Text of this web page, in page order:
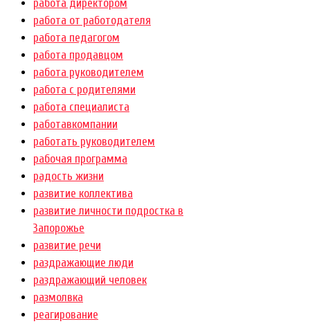
работа директором
работа от работодателя
работа педагогом
работа продавцом
работа руководителем
работа с родителями
работа специалиста
работавкомпании
работать руководителем
рабочая программа
радость жизни
развитие коллектива
развитие личности подростка в
Запорожье
развитие речи
раздражающие люди
раздражающий человек
размолвка
реагирование